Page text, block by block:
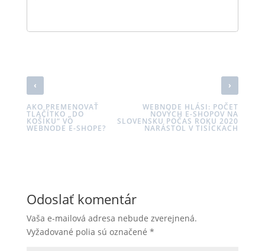
‹
AKO PREMENOVAŤ
TLAČÍTKO „DO
KOŠÍKU“ VO
WEBNODE E-SHOPE?
›
WEBNODE HLÁSI: POČET
NOVÝCH E-SHOPOV NA
SLOVENSKU POČAS ROKU 2020
NARÁSTOL V TISÍCKACH
Odoslať komentár
Vaša e-mailová adresa nebude zverejnená.
Vyžadované polia sú označené *